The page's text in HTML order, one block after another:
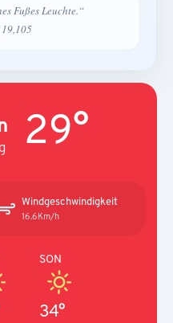
Fußes Leuchte.“
29°
Windgeschwindigkeit
16.6Km/h
SON
34°